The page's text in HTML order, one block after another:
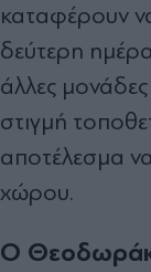
καταφέρουν
δεύτερη
άλλες μονάδες
στιγμή
αποτέλεσμα
χώρου.
Ο